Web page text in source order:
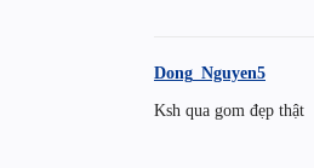
Dong_Nguyen5
Ksh qua gom đẹp thật